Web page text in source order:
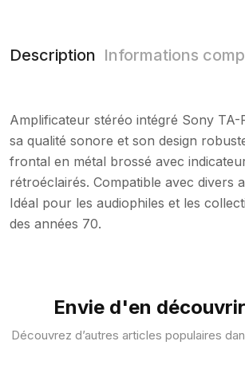
Description Informations
Amplificateur stéréo intégré Sony
sa qualité sonore et son design
frontal en métal brossé avec
rétroéclairés. Compatible avec divers
Idéal pour les audiophiles et les
des années 70.
Envie d'en
Découvrez d’autres articles populaires